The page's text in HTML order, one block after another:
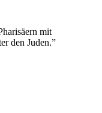
mit
den Juden.”